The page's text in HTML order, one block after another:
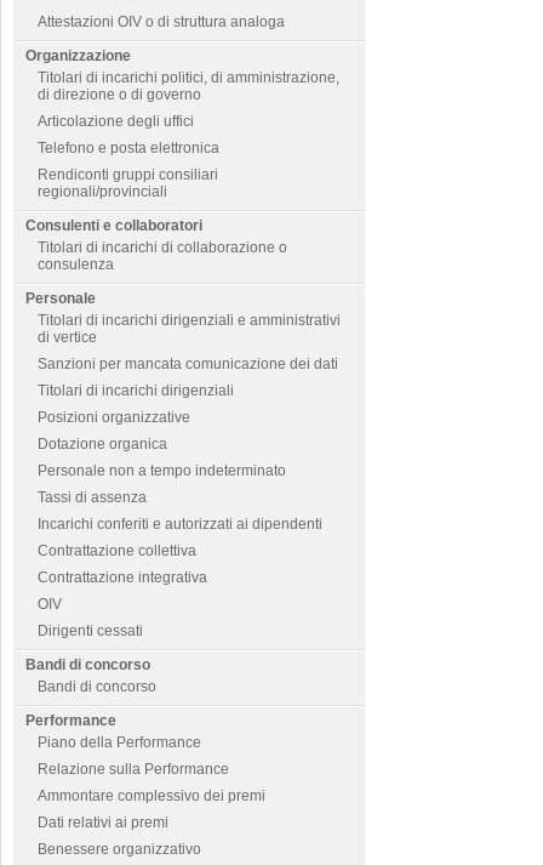
Attestazioni OIV o di struttura analoga
Organizzazione
Titolari di incarichi politici, di amministrazione,
di direzione o di governo
Articolazione degli uffici
Telefono e posta elettronica
Rendiconti gruppi consiliari
regionali/provinciali
Consulenti e collaboratori
Titolari di incarichi di collaborazione o
consulenza
Personale
Titolari di incarichi dirigenziali e amministrativi
di vertice
Sanzioni per mancata comunicazione dei dati
Titolari di incarichi dirigenziali
Posizioni organizzative
Dotazione organica
Personale non a tempo indeterminato
Tassi di assenza
Incarichi conferiti e autorizzati ai dipendenti
Contrattazione collettiva
Contrattazione integrativa
OIV
Dirigenti cessati
Bandi di concorso
Bandi di concorso
Performance
Piano della Performance
Relazione sulla Performance
Ammontare complessivo dei premi
Dati relativi ai premi
Benessere organizzativo